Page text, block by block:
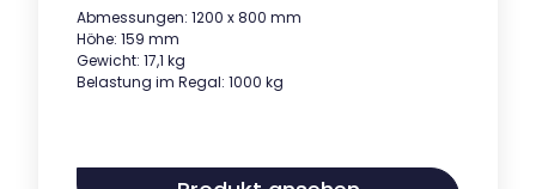
Abmessungen: 1200 x 800 mm
Höhe: 159 mm
Gewicht: 17,1 kg
Belastung im Regal: 1000 kg